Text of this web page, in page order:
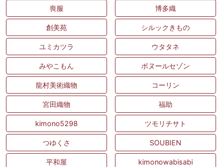
喪服 博多織
創美苑 シルックきもの
ユミカツラ ウタタネ
みやこもん ボヌールセゾン
龍村美術織物 コーリン
宮田織物 福助
kimono5298 ツモリチサト
つゆくさ SOUBIEN
平和屋 kimonowabisabi